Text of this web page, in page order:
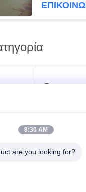
Κλίβανος
8:30 AM
are you looking for?